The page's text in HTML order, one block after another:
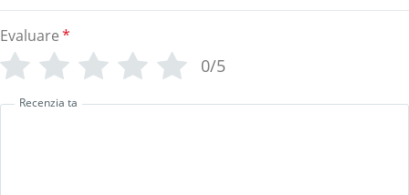
Evaluare*
0/5
Recenzia ta